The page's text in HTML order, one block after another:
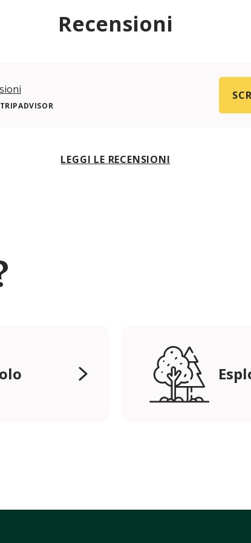
Recensioni
LEGGI LE RECENSIONI